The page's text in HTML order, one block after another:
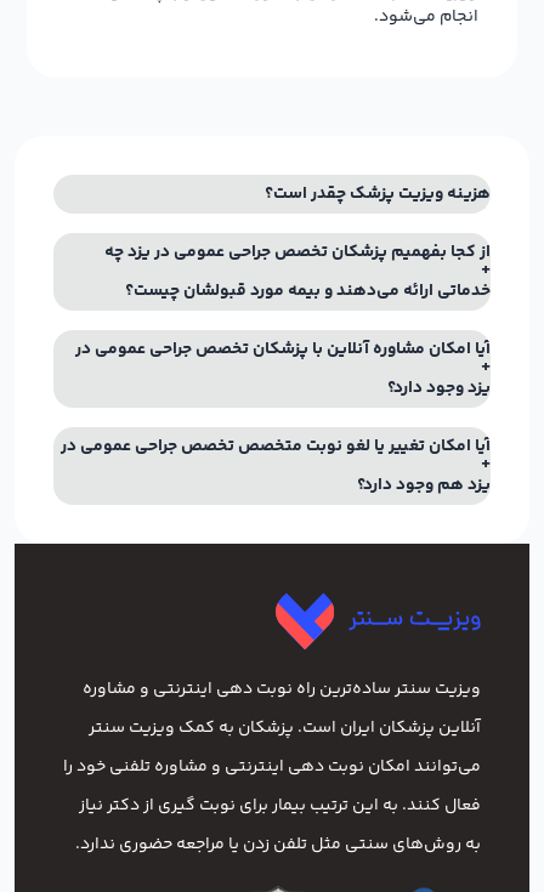
انجام می‌شود.
هزینه ویزیت پزشک چقدر است؟
از کجا بفهمیم پزشکان تخصص جراحی عمومی در یزد چه
خدماتی ارائه می‌دهند و بیمه مورد قبولشان چیست؟
آیا امکان مشاوره آنلاین با پزشکان تخصص جراحی عمومی در
یزد وجود دارد؟
آیا امکان تغییر یا لغو نوبت متخصص تخصص جراحی عمومی در
یزد هم وجود دارد؟
ویزیت سنتر ساده‌ترین راه نوبت‌ دهی اینترنتی و مشاوره
آنلاین پزشکان ایران است. پزشکان به کمک ویزیت سنتر
می‌توانند امکان نوبت دهی اینترنتی و مشاوره تلفنی خود را
فعال کنند. به این ترتیب بیمار برای نوبت گیری از دکتر نیاز
به روش‌های سنتی مثل تلفن زدن یا مراجعه حضوری ندارد.